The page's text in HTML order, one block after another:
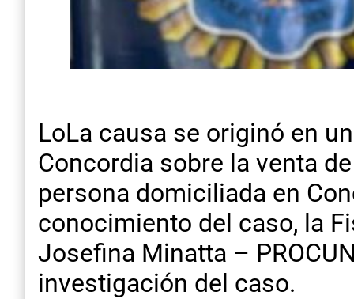
LoLa causa se originó en
Concordia sobre la venta
persona domiciliada en
conocimiento del caso, la
Josefina Minatta –
investigación del caso.